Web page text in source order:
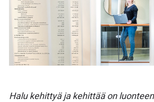
Halu kehittyä ja kehittää on